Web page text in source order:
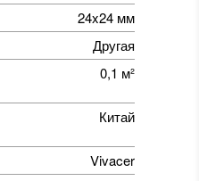
24x24 мм
Другая
0,1 м²
Китай
Vivacer